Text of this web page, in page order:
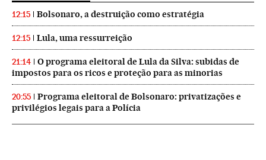
12:15 Bolsonaro, a destruição como estratégia
12:15 Lula, uma ressurreição
21:14
O programa eleitoral de Lula da Silva: subidas de
impostos para os ricos e proteção para as minorias
20:55
Programa eleitoral de Bolsonaro: privatizações e
privilégios legais para a Polícia